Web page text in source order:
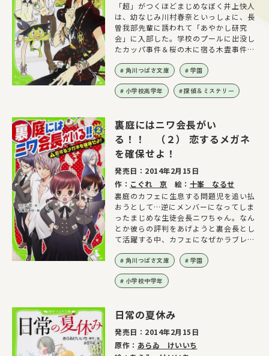
「超」がつくほどまじめなぼく井上快人
は、幼なじみ川村春奈といっしょに、長
曽我部先輩に誘われて「あやかし研究
会」に入部した。学校のプールに出没し
たカッパ事件＆桜の木に宿る木霊事件
角川つばさ文庫 学園
小学校高学年 探偵＆ミステリー
裏庭にはニワ会長がい
る！！ （２） 恋するメガネ
を確保せよ！
発売日： 2014年2月15日
作： こぐれ 京 絵： 十峯 なるせ
裏庭のカフェに生息する問題児を追い払
おうとして…逆にメンバーになってしま
ったまじめな生徒会長ニワちゃん。なん
とか彼らの評判をあげようと裏会長とし
て活躍する中、カフェになぜかラブレタ
角川つばさ文庫 学園
小学校中学年
日常の夏休み
発売日： 2014年2月15日
原作： あらゐ けいいち